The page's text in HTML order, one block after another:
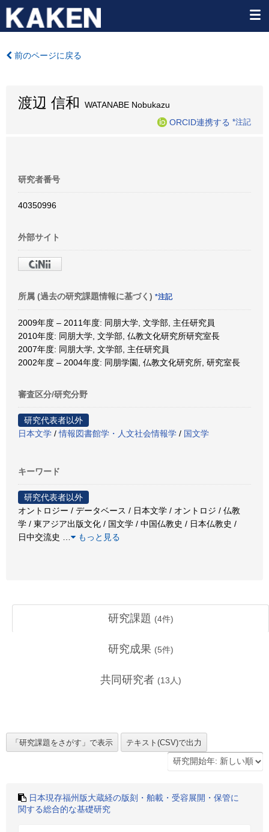
前のページに戻る
渡辺 信和
WATANABE Nobukazu
ORCID連携する *注記
研究者番号
40350996
外部サイト
所属 (過去の研究課題情報に基づく) *注記
2009年度 – 2011年度: 同朋大学, 文学部, 主任研究員
2010年度: 同朋大学, 文学部, 仏教文化研究所研究室長
2007年度: 同朋大学, 文学部, 主任研究員
2002年度 – 2004年度: 同朋学園, 仏教文化研究所, 研究室長
審査区分/研究分野
研究代表者以外
日本文学 /情報図書館学・人文社会情報学 / 国文学
キーワード
研究代表者以外
オントロジー / データベース / 日本文学 / オントロジ / 仏教
学 / 東アジア出版文化 / 国文学 / 中国仏教史 / 日本仏教史 /
日中交流史
もっと見る
研究課題 (4件)
研究成果 (5件)
共同研究者 (13 人)
日本現存福州版大蔵経の版刻・舶載・受容展開・保管に
関する総合的な基礎研究